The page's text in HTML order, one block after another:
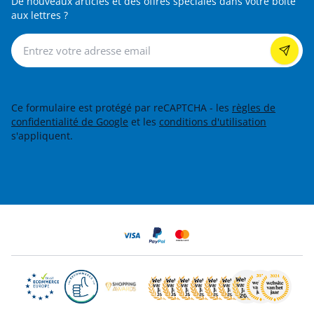
aux lettres ?
Lettre d’information
Ce formulaire est protégé par reCAPTCHA - les règles de
confidentialité de Google et les conditions d'utilisation
s'appliquent.